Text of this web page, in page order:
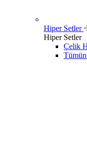
Hiper Setler
Hiper Setler
Çelik